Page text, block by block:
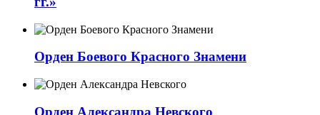
Орден Боевого Красного Знамени
Орден Александра Невского